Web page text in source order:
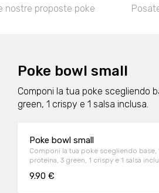
poke Posate e salse
Poke bowl small
Componi la tua poke scegliendo
green, 1 crispy e 1 salsa inclusa.
Poke bowl small
Componi la tua poke scegliendo base,
proteina, 3 green, 1 crispy e 1 salsa
9.90 €